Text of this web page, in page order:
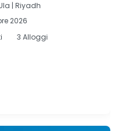
| Riyadh
2026
3 Alloggi